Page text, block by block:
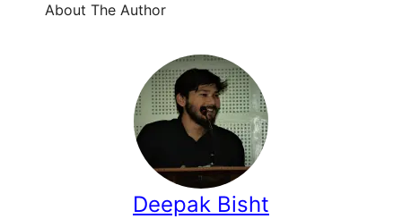
About The Author
Deepak Bisht